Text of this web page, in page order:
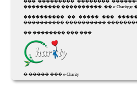
��� ��������� ��������
��������� ����������. �� e-
���������� �� ����� ���
���������� ����������
�� �������� ��� ���
� ����� ��� e-Charity